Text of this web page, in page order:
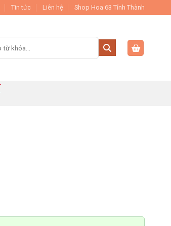
Tin tức Liên hệ Shop Hoa 63 Tỉnh Thành